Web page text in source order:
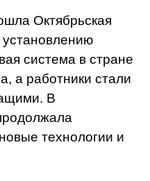
Октябрьская
система в стране
а работники стали
В
технологии и